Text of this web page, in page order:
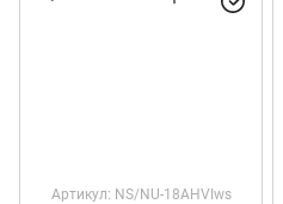
Артикул: NS/NU-18AHVIws